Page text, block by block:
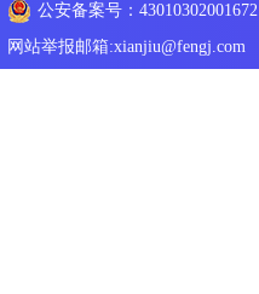
公安备案号：43010302001672
网站举报邮箱:xianjiu@fengj.com